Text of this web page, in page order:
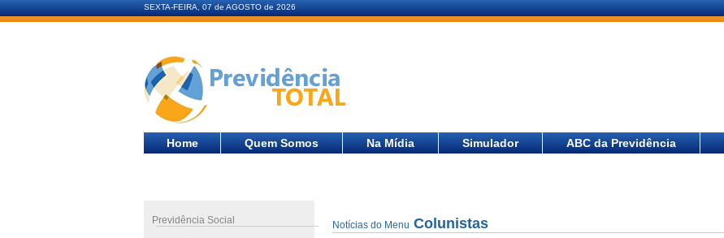
SEXTA-FEIRA, 07 de AGOSTO de 2026
Home Quem Somos Na Mídia Simulador ABC da Previdência
Previdência Social Notícias do Menu Colunistas